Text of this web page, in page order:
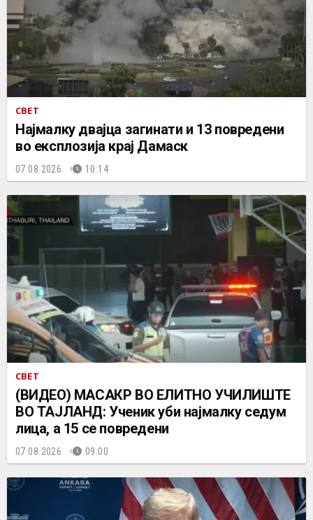
СВЕТ
Најмалку двајца загинати и 13 повредени
во експлозија крај Дамаск
07.08.2026. 10:14
СВЕТ
(ВИДЕО) МАСАКР ВО ЕЛИТНО УЧИЛИШТЕ
ВО ТАЈЛАНД: Ученик уби најмалку седум
лица, а 15 се повредени
07.08.2026. 09:00